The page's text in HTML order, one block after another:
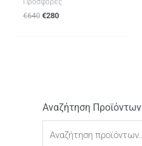
€640 €280
Αναζήτηση Προϊόντων
Α